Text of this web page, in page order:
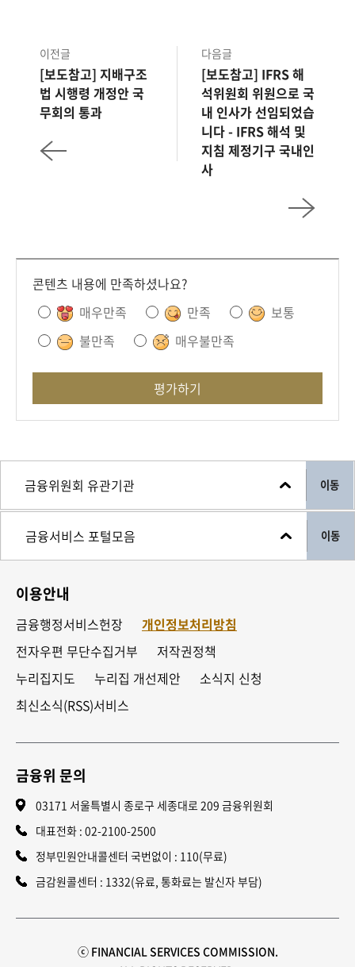
이전글
[보도참고] 지배구조
법 시행령 개정안 국
무회의 통과
다음글
[보도참고] IFRS 해
석위원회 위원으로 국
내 인사가 선임되었습
니다 - IFRS 해석 및
지침 제정기구 국내인
사
콘텐츠 내용에 만족하셨나요?
매우만족
만족
보통
불만족
매우불만족
평가하기
이동
이동
이용안내
금융행정서비스헌장
개인정보처리방침
전자우편 무단수집거부
저작권정책
누리집지도
누리집 개선제안
소식지 신청
최신소식(RSS)서비스
금융위 문의
03171 서울특별시 종로구 세종대로 209 금융위원회
대표전화 : 02-2100-2500
정부민원안내콜센터 국번없이 : 110(무료)
금감원콜센터 : 1332(유료, 통화료는 발신자 부담)
ⓒ FINANCIAL SERVICES COMMISSION.